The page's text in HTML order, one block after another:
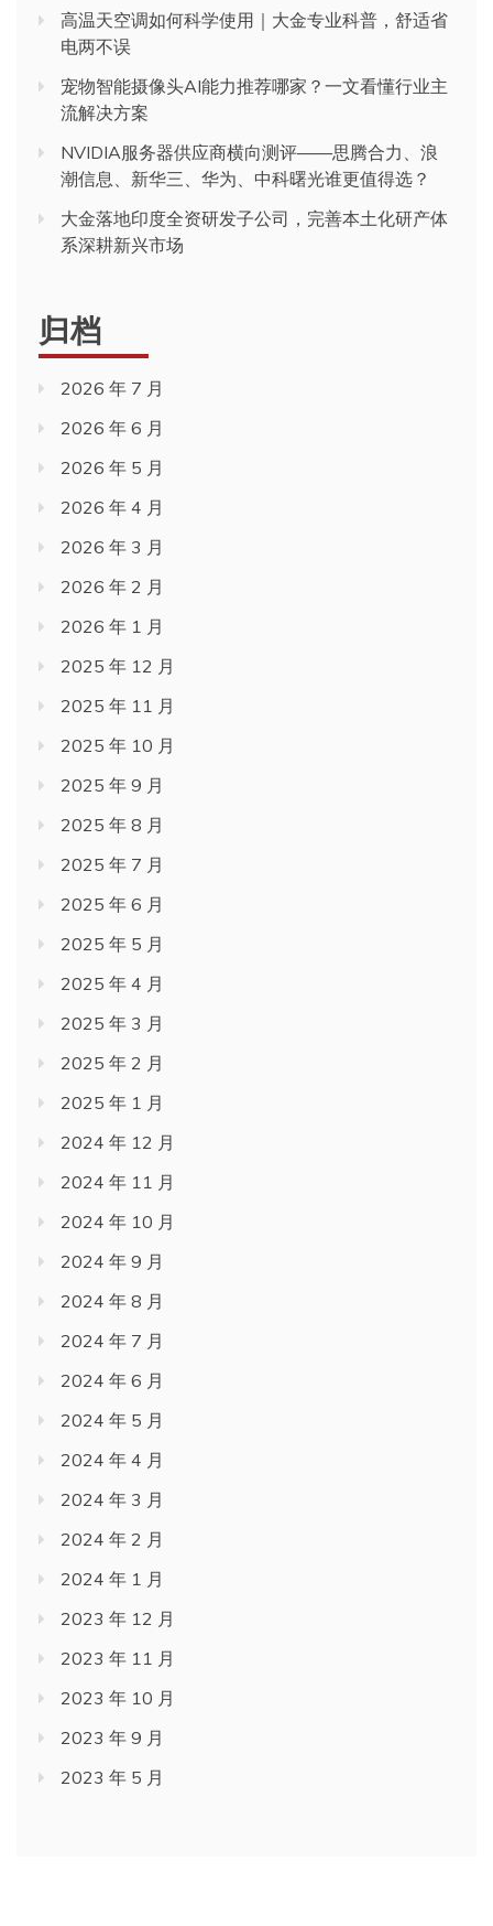
高温天空调如何科学使用｜大金专业科普，舒适省
电两不误
宠物智能摄像头AI能力推荐哪家？一文看懂行业主
流解决方案
NVIDIA服务器供应商横向测评——思腾合力、浪
潮信息、新华三、华为、中科曙光谁更值得选？
大金落地印度全资研发子公司，完善本土化研产体
系深耕新兴市场
归档
2026 年 7 月
2026 年 6 月
2026 年 5 月
2026 年 4 月
2026 年 3 月
2026 年 2 月
2026 年 1 月
2025 年 12 月
2025 年 11 月
2025 年 10 月
2025 年 9 月
2025 年 8 月
2025 年 7 月
2025 年 6 月
2025 年 5 月
2025 年 4 月
2025 年 3 月
2025 年 2 月
2025 年 1 月
2024 年 12 月
2024 年 11 月
2024 年 10 月
2024 年 9 月
2024 年 8 月
2024 年 7 月
2024 年 6 月
2024 年 5 月
2024 年 4 月
2024 年 3 月
2024 年 2 月
2024 年 1 月
2023 年 12 月
2023 年 11 月
2023 年 10 月
2023 年 9 月
2023 年 5 月